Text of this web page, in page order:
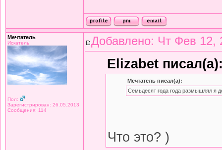
Мечтатель
Искатель
Пол:
Зарегистрирован: 26.05.2013
Сообщения: 114
Добавлено: Чт Фев 12,
Elizabet
Мечтатель писал(а):
Семьдесят года года размышлял я
Что это? )